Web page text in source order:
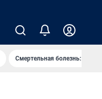
Смертельная болезнь: